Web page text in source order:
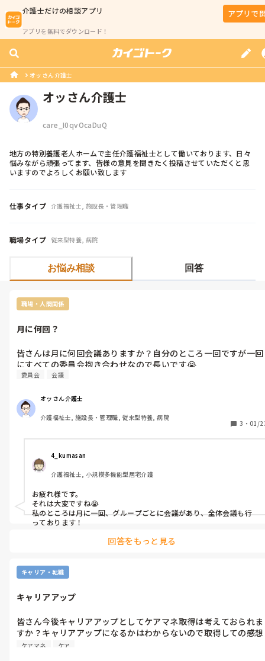
介護士だけの相談アプリ
アプリを無料でダウンロード！
アプリで
オッさん介護士
オッさん介護士
care_I0qvOcaDuQ
地方の特別養護老人ホームで主任介護福祉士として働いております、日々
悩みながら頑張ってます、皆様の意見を聞きたく投稿させていただくと思
いますのでよろしくお願い致します
仕事タイプ 介護福祉士, 施設長・管理職
職場タイプ 従来型特養, 病院
お悩み相談 回答
職場・人間関係
月に何回？
皆さんは月に何回会議ありますか？自分のところ一回ですが一回
にすべての委員会抱き合わせなので長いです😭
委員会 会議
オッさん介護士
介護福祉士, 施設長・管理職, 従来型特養, 病院
3 ・ 01/
4_kumasan
介護福祉士, 小規模多機能型居宅介護
お疲れ様です。
それは大変ですね😭
私のところは月に一回、グループごとに会議があり、全体会議も行
っております！
回答をもっと見る
キャリア・転職
キャリアアップ
皆さん今後キャリアアップとしてケアマネ取得は考えておられま
すか？キャリアアップになるかはわからないので取得しての感想
もあると参考になりますのでよろしくお願い致します
ケアマネ ケア